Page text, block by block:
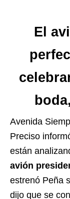
El
Avenida
Preciso
están
avión
estrenó Peña
dijo que se